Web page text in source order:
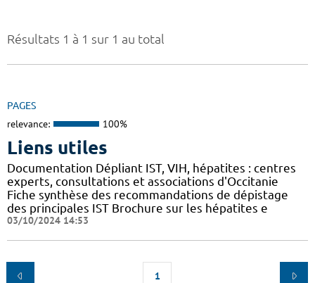
Résultats 1 à 1 sur 1 au total
PAGES
relevance: 100%
Liens utiles
Documentation Dépliant IST, VIH, hépatites : centres
experts, consultations et associations d'Occitanie
Fiche synthèse des recommandations de dépistage
des principales IST Brochure sur les hépatites e
03/10/2024 14:53
1